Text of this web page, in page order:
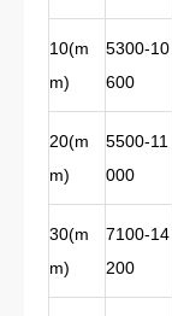
10(m
m)
5300-10
600
20(m
m)
5500-11
000
30(m
m)
7100-14
200